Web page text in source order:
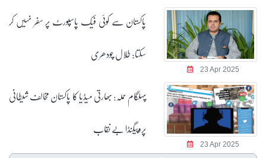
23 Apr 2025
پاکستان سے کوئی فیک پاسپورٹ پر سفر نہیں کر
سکتا: طلال چودھری
23 Apr 2025
پہلگام حملہ: بھارتی میڈیا کا پاکستان مخالف شیطانی
پروپیگنڈا بے نقاب